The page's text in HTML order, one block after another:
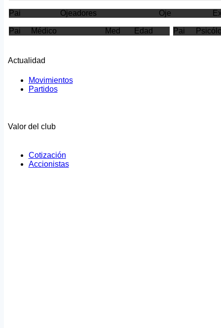
Pai Ojeadores Oje
Pai Médico Med Edad Pai
Actualidad
Movimientos
Partidos
Valor del club
Cotización
Accionistas